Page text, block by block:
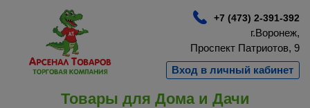
+7 (473) 2-391-392
г.Воронеж,
Проспект Патриотов, 9
Вход в личный кабинет
Товары для Дома и Дачи